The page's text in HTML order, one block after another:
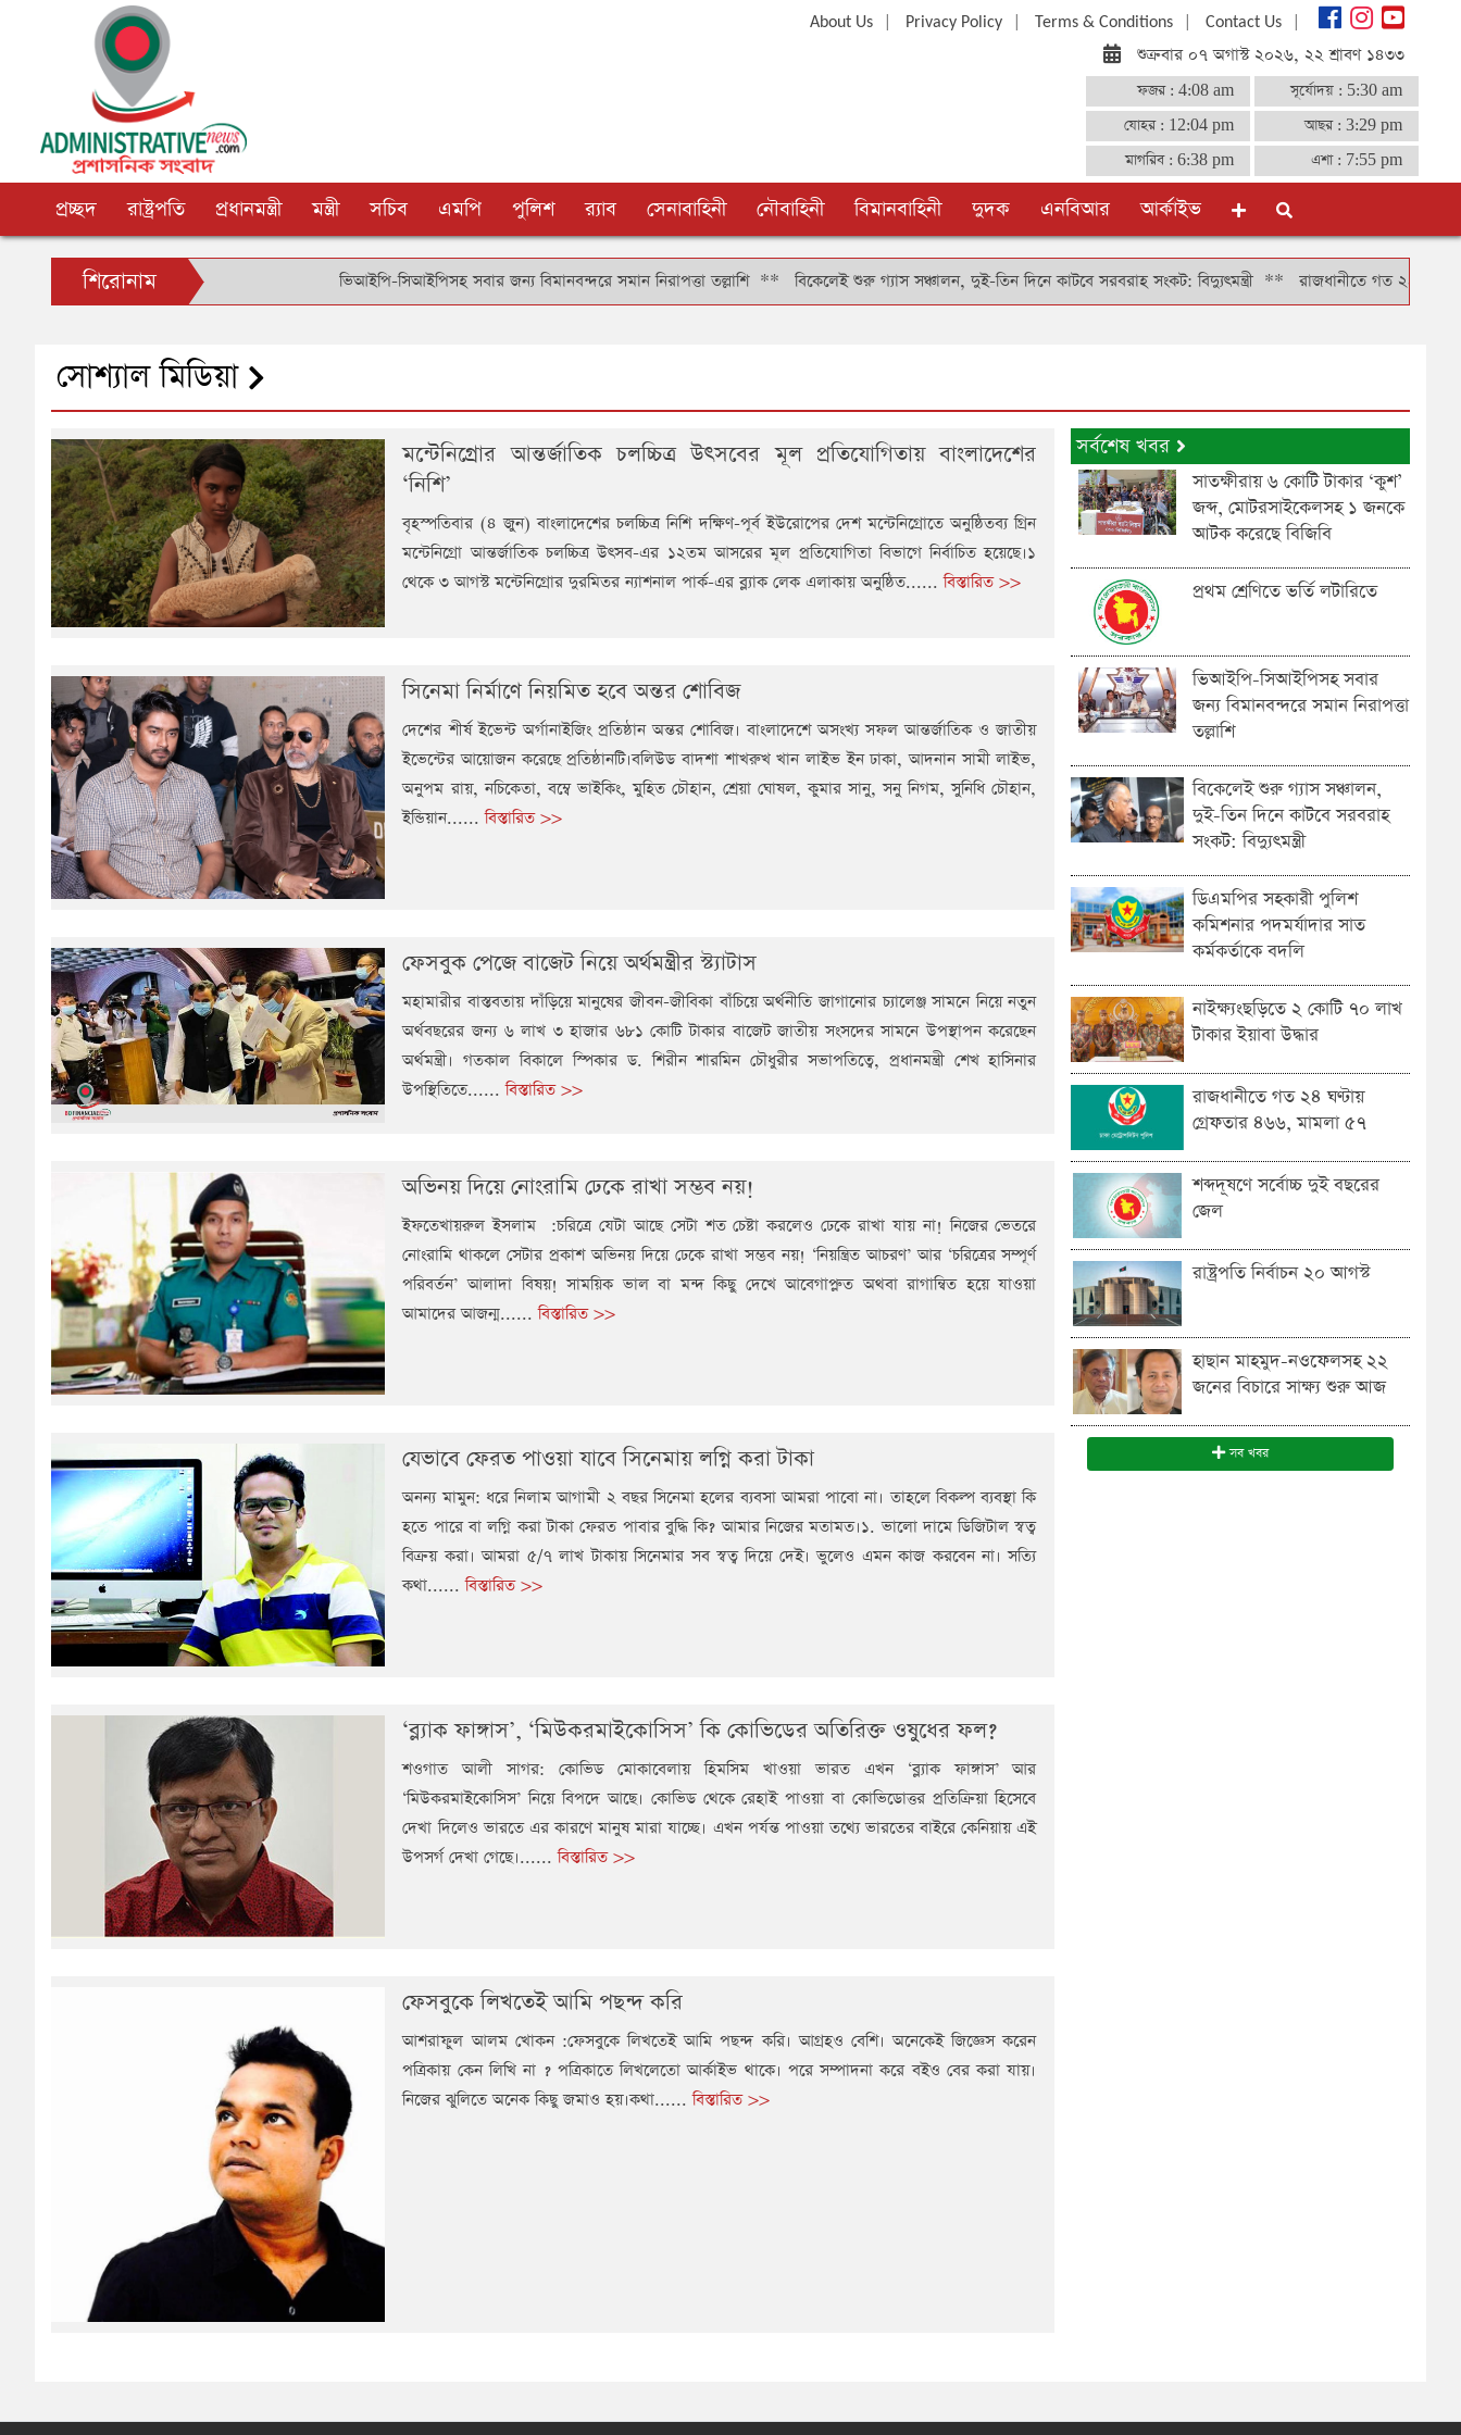
About Us| Privacy Policy| Terms & Conditions| Contact Us|
শুক্রবার ০৭ অগাস্ট ২০২৬, ২২ শ্রাবণ ১৪৩৩
ফজর : 4:08 am সূর্যোদয় : 5:30 am
যোহর : 12:04 pm আছর : 3:29 pm
মাগরিব : 6:38 pm এশা : 7:55 pm
প্রচ্ছদ রাষ্ট্রপতি প্রধানমন্ত্রী মন্ত্রী সচিব এমপি পুলিশ র‍্যাব সেনাবাহিনী নৌবাহিনী বিমানবাহিনী দুদক এনবিআর আর্কাইভ
শিরোনাম ভিআইপি-সিআইপিসহ সবার জন্য বিমানবন্দরে সমান নিরাপত্তা তল্লাশি**বিকেলেই শুরু গ্যাস সঞ্চালন, দুই-তিন দিনে কাটবে সরবরাহ সংকট: বিদ্যুৎমন্ত্রী**রাজধানীতে গত ২৪ ঘণ্টায়
সোশ্যাল মিডিয়া
মন্টেনিগ্রোর আন্তর্জাতিক চলচ্চিত্র উৎসবের মূল প্রতিযোগিতায় বাংলাদেশের
‘নিশি’
বৃহস্পতিবার (৪ জুন) বাংলাদেশের চলচ্চিত্র নিশি দক্ষিণ-পূর্ব ইউরোপের দেশ মন্টেনিগ্রোতে অনুষ্ঠিতব্য গ্রিন
মন্টেনিগ্রো আন্তর্জাতিক চলচ্চিত্র উৎসব-এর ১২তম আসরের মূল প্রতিযোগিতা বিভাগে নির্বাচিত হয়েছে।১
থেকে ৩ আগস্ট মন্টেনিগ্রোর দুরমিতর ন্যাশনাল পার্ক-এর ব্ল্যাক লেক এলাকায় অনুষ্ঠিত......বিস্তারিত >>
সিনেমা নির্মাণে নিয়মিত হবে অন্তর শোবিজ
দেশের শীর্ষ ইভেন্ট অর্গানাইজিং প্রতিষ্ঠান অন্তর শোবিজ। বাংলাদেশে অসংখ্য সফল আন্তর্জাতিক ও জাতীয়
ইভেন্টের আয়োজন করেছে প্রতিষ্ঠানটি।বলিউড বাদশা শাখরুখ খান লাইভ ইন ঢাকা, আদনান সামী লাইভ,
অনুপম রায়, নচিকেতা, বম্বে ভাইকিং, মুহিত চৌহান, শ্রেয়া ঘোষল, কুমার সানু, সনু নিগম, সুনিধি চৌহান,
ইন্ডিয়ান......বিস্তারিত >>
ফেসবুক পেজে বাজেট নিয়ে অর্থমন্ত্রীর স্ট্যাটাস
মহামারীর বাস্তবতায় দাঁড়িয়ে মানুষের জীবন-জীবিকা বাঁচিয়ে অর্থনীতি জাগানোর চ্যালেঞ্জ সামনে নিয়ে নতুন
অর্থবছরের জন্য ৬ লাখ ৩ হাজার ৬৮১ কোটি টাকার বাজেট জাতীয় সংসদের সামনে উপস্থাপন করেছেন
অর্থমন্ত্রী। গতকাল বিকালে স্পিকার ড. শিরীন শারমিন চৌধুরীর সভাপতিত্বে, প্রধানমন্ত্রী শেখ হাসিনার
উপস্থিতিতে......বিস্তারিত >>
অভিনয় দিয়ে নোংরামি ঢেকে রাখা সম্ভব নয়!
ইফতেখায়রুল ইসলাম :চরিত্রে যেটা আছে সেটা শত চেষ্টা করলেও ঢেকে রাখা যায় না! নিজের ভেতরে
নোংরামি থাকলে সেটার প্রকাশ অভিনয় দিয়ে ঢেকে রাখা সম্ভব নয়! ‘নিয়ন্ত্রিত আচরণ’ আর ‘চরিত্রের সম্পূর্ণ
পরিবর্তন’ আলাদা বিষয়! সাময়িক ভাল বা মন্দ কিছু দেখে আবেগাপ্লুত অথবা রাগান্বিত হয়ে যাওয়া
আমাদের আজন্ম......বিস্তারিত >>
যেভাবে ফেরত পাওয়া যাবে সিনেমায় লগ্নি করা টাকা
অনন্য মামুন: ধরে নিলাম আগামী ২ বছর সিনেমা হলের ব্যবসা আমরা পাবো না। তাহলে বিকল্প ব্যবস্থা কি
হতে পারে বা লগ্নি করা টাকা ফেরত পাবার বুদ্ধি কি? আমার নিজের মতামত।১. ভালো দামে ডিজিটাল স্বত্ব
বিক্রয় করা। আমরা ৫/৭ লাখ টাকায় সিনেমার সব স্বত্ব দিয়ে দেই। ভুলেও এমন কাজ করবেন না। সত্যি
কথা......বিস্তারিত >>
‘ব্ল্যাক ফাঙ্গাস’, ‘মিউকরমাইকোসিস’ কি কোভিডের অতিরিক্ত ওষুধের ফল?
শওগাত আলী সাগর: কোভিড মোকাবেলায় হিমসিম খাওয়া ভারত এখন ‘ব্ল্যাক ফাঙ্গাস’ আর
‘মিউকরমাইকোসিস’ নিয়ে বিপদে আছে। কোভিড থেকে রেহাই পাওয়া বা কোভিডোত্তর প্রতিক্রিয়া হিসেবে
দেখা দিলেও ভারতে এর কারণে মানুষ মারা যাচ্ছে। এখন পর্যন্ত পাওয়া তথ্যে ভারতের বাইরে কেনিয়ায় এই
উপসর্গ দেখা গেছে।......বিস্তারিত >>
ফেসবুকে লিখতেই আমি পছন্দ করি
আশরাফুল আলম খোকন :ফেসবুকে লিখতেই আমি পছন্দ করি। আগ্রহও বেশি। অনেকেই জিজ্ঞেস করেন
পত্রিকায় কেন লিখি না ? পত্রিকাতে লিখলেতো আর্কাইভ থাকে। পরে সম্পাদনা করে বইও বের করা যায়।
নিজের ঝুলিতে অনেক কিছু জমাও হয়।কথা......বিস্তারিত >>
সর্বশেষ খবর
সাতক্ষীরায় ৬ কোটি টাকার ‘কুশ’
জব্দ, মোটরসাইকেলসহ ১ জনকে
আটক করেছে বিজিবি
প্রথম শ্রেণিতে ভর্তি লটারিতে
ভিআইপি-সিআইপিসহ সবার
জন্য বিমানবন্দরে সমান নিরাপত্তা
তল্লাশি
বিকেলেই শুরু গ্যাস সঞ্চালন,
দুই-তিন দিনে কাটবে সরবরাহ
সংকট: বিদ্যুৎমন্ত্রী
ডিএমপির সহকারী পুলিশ
কমিশনার পদমর্যাদার সাত
কর্মকর্তাকে বদলি
নাইক্ষ্যংছড়িতে ২ কোটি ৭০ লাখ
টাকার ইয়াবা উদ্ধার
রাজধানীতে গত ২৪ ঘণ্টায়
গ্রেফতার ৪৬৬, মামলা ৫৭
শব্দদূষণে সর্বোচ্চ দুই বছরের
জেল
রাষ্ট্রপতি নির্বাচন ২০ আগস্ট
হাছান মাহমুদ-নওফেলসহ ২২
জনের বিচারে সাক্ষ্য শুরু আজ
সব খবর